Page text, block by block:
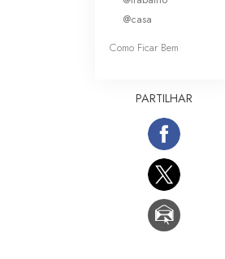
@casa
Como Ficar Bem
PARTILHAR